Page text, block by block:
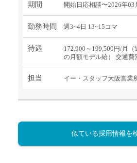
期間 開始日応相談〜2026年03
勤務時間 週3~4日 13~15コマ
待遇
172,900～199,500円/月
の月額モデル給） 交通費
担当 イー・スタッフ大阪営業
似ている採用情報を